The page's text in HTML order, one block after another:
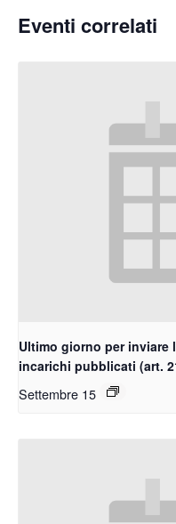
Eventi correlati
Ultimo giorno per
incarichi pubblicati (art.
Settembre 15